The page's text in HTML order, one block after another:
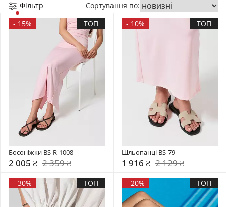
Фільтр
Сортування по:
- 15% ТОП
Босоніжки BS-R-1008
2 005 ₴ 2 359 ₴
- 10% ТОП
Шльопанці BS-79
1 916 ₴ 2 129 ₴
- 30% ТОП - 20% ТОП